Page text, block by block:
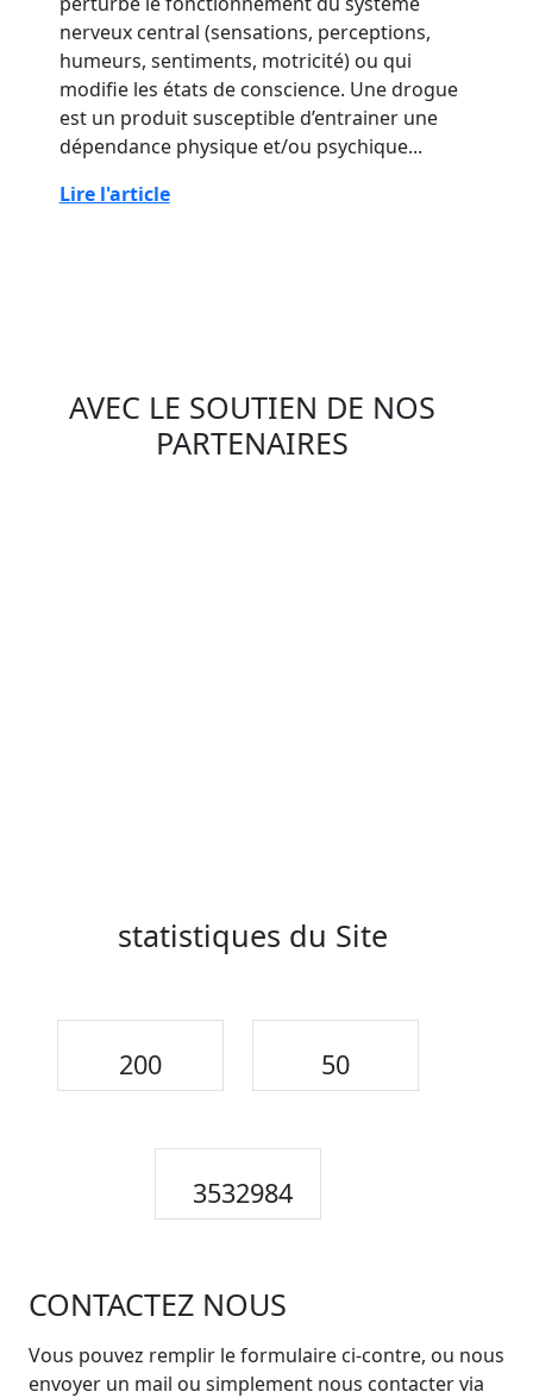
nerveux central (sensations, perceptions,
humeurs, sentiments, motricité) ou qui
modifie les états de conscience. Une drogue
est un produit susceptible d’entrainer une
dépendance physique et/ou psychique...
Lire l'article
AVEC LE SOUTIEN DE NOS
PARTENAIRES
statistiques du Site
200 50
3532984
CONTACTEZ NOUS
Vous pouvez remplir le formulaire ci-contre, ou nous
envoyer un mail ou simplement nous contacter via